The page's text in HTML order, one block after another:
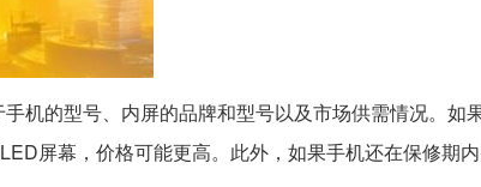
手机的型号、内屏的品牌和型号以及市场供需情况。如
屏幕，价格可能更高。此外，如果手机还在保修期